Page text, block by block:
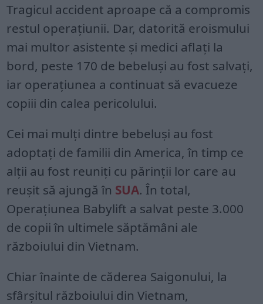
Tragicul accident aproape că a compromis
restul operațiunii. Dar, datorită eroismului
mai multor asistente și medici aflați la
bord, peste 170 de bebeluși au fost salvați,
iar operațiunea a continuat să evacueze
copiii din calea pericolului.
Cei mai mulți dintre bebeluși au fost
adoptați de familii din America, în timp ce
alții au fost reuniți cu părinții lor care au
reușit să ajungă în SUA. În total,
Operațiunea Babylift a salvat peste 3.000
de copii în ultimele săptămâni ale
războiului din Vietnam.
Chiar înainte de căderea Saigonului, la
sfârșitul războiului din Vietnam,